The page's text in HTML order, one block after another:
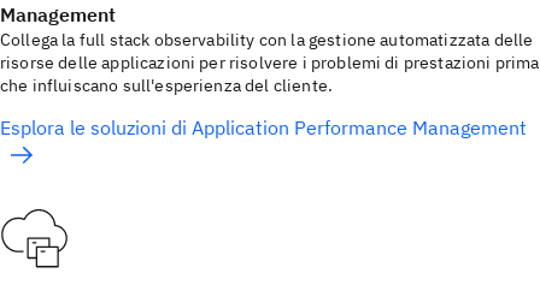
Management
Collega la full stack observability con la gestione automatizzata delle
risorse delle applicazioni per risolvere i problemi di prestazioni prima
che influiscano sull'esperienza del cliente.
Esplora le soluzioni di Application Performance Management